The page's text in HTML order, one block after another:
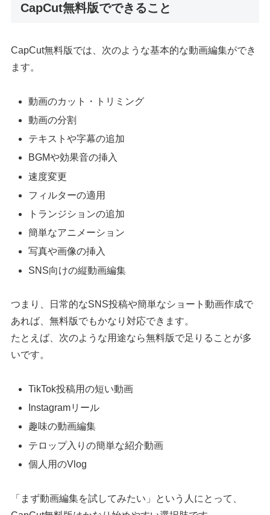
CapCut無料版でできること
CapCut無料版では、次のような基本的な動画編集ができ
ます。
動画のカット・トリミング
動画の分割
テキストや字幕の追加
BGMや効果音の挿入
速度変更
フィルターの適用
トランジションの追加
簡単なアニメーション
写真や画像の挿入
SNS向けの縦動画編集
つまり、日常的なSNS投稿や簡単なショート動画作成で
あれば、無料版でもかなり対応できます。
たとえば、次のような用途なら無料版で足りることが多
いです。
TikTok投稿用の短い動画
Instagramリール
趣味の動画編集
テロップ入りの簡単な紹介動画
個人用のVlog
「まず動画編集を試してみたい」という人にとって、